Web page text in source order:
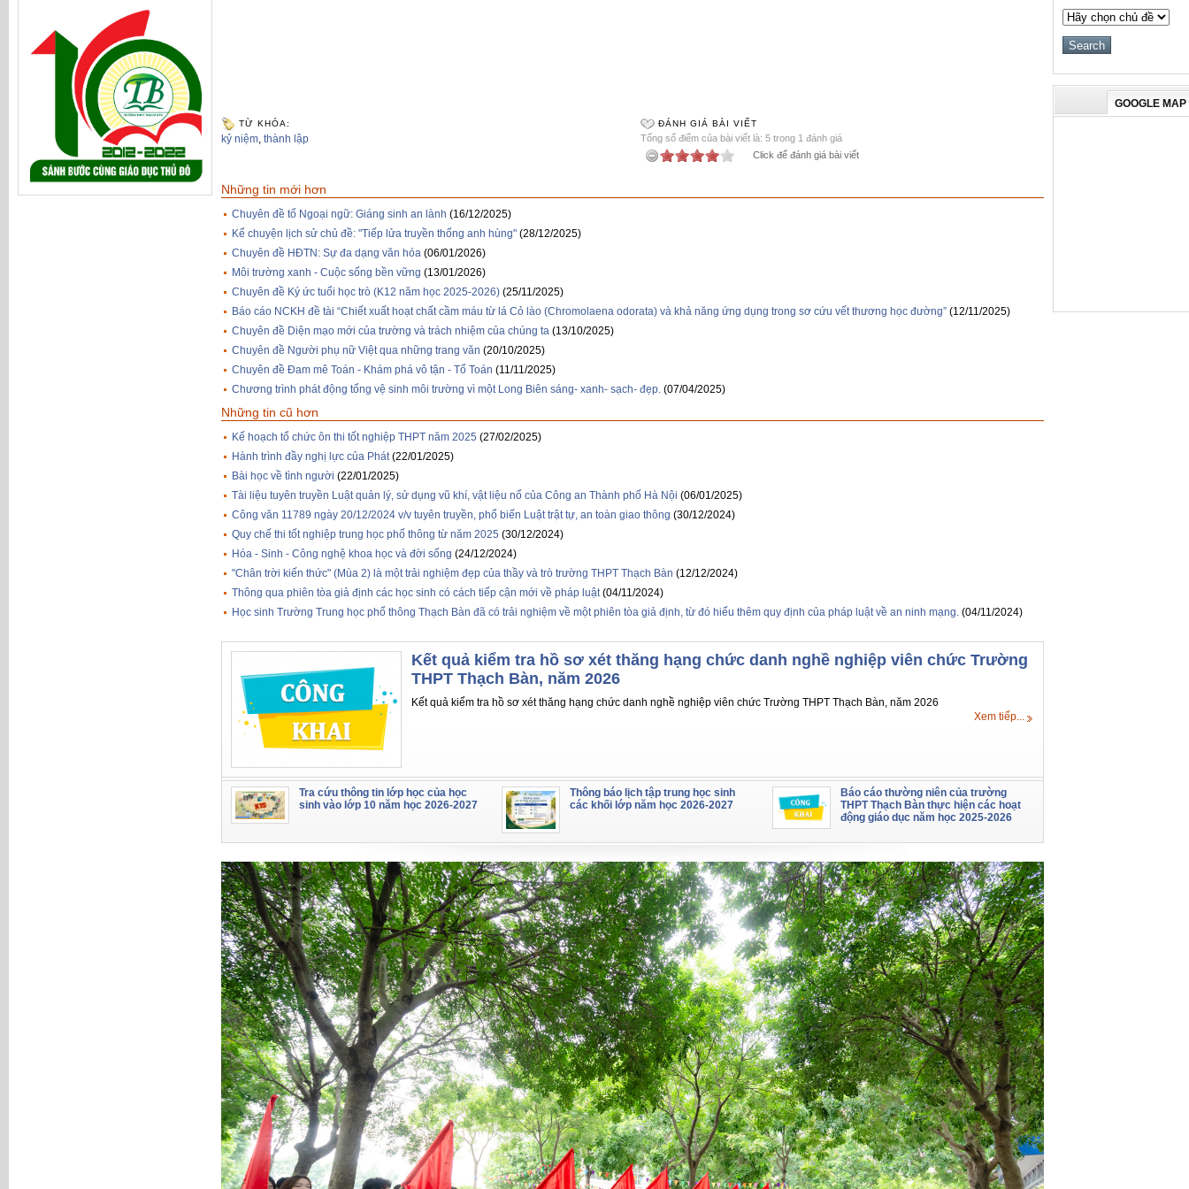
TỪ KHÓA:
kỷ niệm, thành lập
ĐÁNH GIÁ BÀI VIẾT
Tổng số điểm của bài viết là: 5 trong 1 đánh giá
Click để đánh giá bài viết
Những tin mới hơn
Chuyên đề tổ Ngoại ngữ: Giáng sinh an lành (16/12/2025)
Kể chuyện lịch sử chủ đề: "Tiếp lửa truyền thống anh hùng" (28/12/2025)
Chuyên đề HĐTN: Sự đa dạng văn hóa (06/01/2026)
Môi trường xanh - Cuộc sống bền vững (13/01/2026)
Chuyên đề Ký ức tuổi học trò (K12 năm học 2025-2026) (25/11/2025)
Báo cáo NCKH đề tài “Chiết xuất hoạt chất cầm máu từ lá Cỏ lào (Chromolaena odorata) và khả năng ứng dụng trong sơ cứu vết thương học đường” (12/11/2025)
Chuyên đề Diện mạo mới của trường và trách nhiệm của chúng ta (13/10/2025)
Chuyên đề Người phụ nữ Việt qua những trang văn (20/10/2025)
Chuyên đề Đam mê Toán - Khám phá vô tận - Tổ Toán (11/11/2025)
Chương trình phát động tổng vệ sinh môi trường vì một Long Biên sáng- xanh- sạch- đẹp. (07/04/2025)
Những tin cũ hơn
Kế hoạch tổ chức ôn thi tốt nghiệp THPT năm 2025 (27/02/2025)
Hành trình đầy nghị lực của Phát (22/01/2025)
Bài học về tình người (22/01/2025)
Tài liệu tuyên truyền Luật quản lý, sử dụng vũ khí, vật liệu nổ của Công an Thành phố Hà Nội (06/01/2025)
Công văn 11789 ngày 20/12/2024 v/v tuyên truyền, phổ biến Luật trật tự, an toàn giao thông (30/12/2024)
Quy chế thi tốt nghiệp trung học phổ thông từ năm 2025 (30/12/2024)
Hóa - Sinh - Công nghệ khoa học và đời sống (24/12/2024)
"Chân trời kiến thức" (Mùa 2) là một trải nghiệm đẹp của thầy và trò trường THPT Thạch Bàn (12/12/2024)
Thông qua phiên tòa giả định các học sinh có cách tiếp cận mới về pháp luật (04/11/2024)
Học sinh Trường Trung học phổ thông Thạch Bàn đã có trải nghiệm về một phiên tòa giả định, từ đó hiểu thêm quy định của pháp luật về an ninh mạng. (04/11/2024)
Kết quả kiểm tra hồ sơ xét thăng hạng chức danh nghề nghiệp viên chức Trường
THPT Thạch Bàn, năm 2026
Kết quả kiểm tra hồ sơ xét thăng hạng chức danh nghề nghiệp viên chức Trường THPT Thạch Bàn, năm 2026
Xem tiếp...
Tra cứu thông tin lớp học của học
sinh vào lớp 10 năm học 2026-2027
Thông báo lịch tập trung học sinh
các khối lớp năm học 2026-2027
Báo cáo thường niên của trường
THPT Thạch Bàn thực hiện các hoạt
động giáo dục năm học 2025-2026
GOOGLE MAP